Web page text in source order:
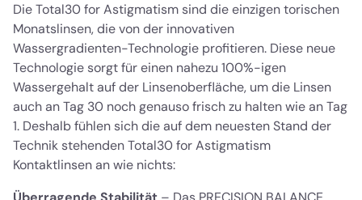
Die Total30 for Astigmatism sind die einzigen torischen
Monatslinsen, die von der innovativen
Wassergradienten-Technologie profitieren. Diese neue
Technologie sorgt für einen nahezu 100%-igen
Wassergehalt auf der Linsenoberfläche, um die Linsen
auch an Tag 30 noch genauso frisch zu halten wie an Tag
1. Deshalb fühlen sich die auf dem neuesten Stand der
Technik stehenden Total30 for Astigmatism
Kontaktlinsen an wie nichts: